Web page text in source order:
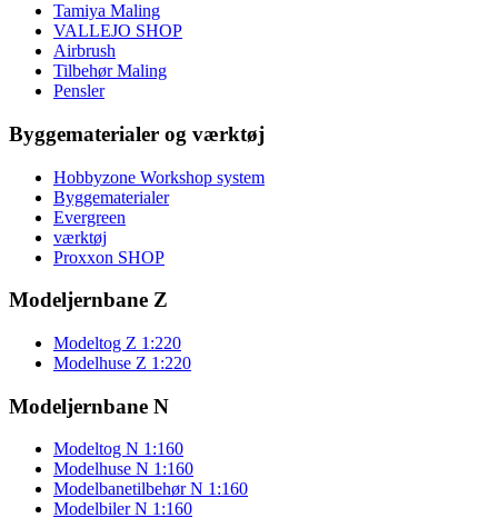
Tamiya Maling
VALLEJO SHOP
Airbrush
Tilbehør Maling
Pensler
Byggematerialer og værktøj
Hobbyzone Workshop system
Byggematerialer
Evergreen
værktøj
Proxxon SHOP
Modeljernbane Z
Modeltog Z 1:220
Modelhuse Z 1:220
Modeljernbane N
Modeltog N 1:160
Modelhuse N 1:160
Modelbanetilbehør N 1:160
Modelbiler N 1:160